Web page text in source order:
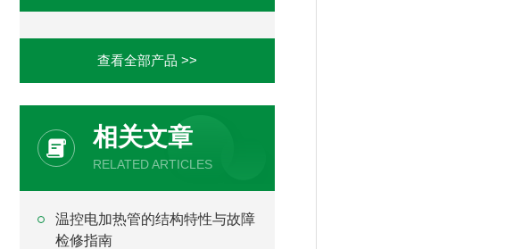
查看全部产品 >>
相关文章
RELATED ARTICLES
温控电加热管的结构特性与故障
检修指南